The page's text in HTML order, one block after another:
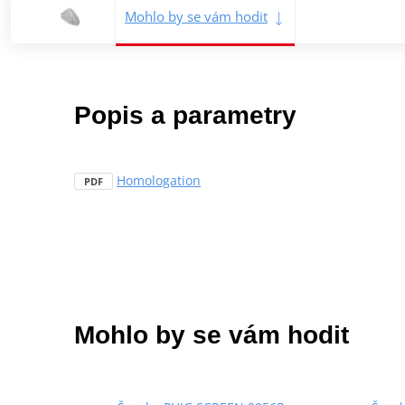
Mohlo by se vám hodit
Popis a parametry
PDF Homologation
Mohlo by se vám hodit